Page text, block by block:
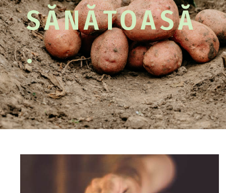
SĂNĂTOASĂ
.